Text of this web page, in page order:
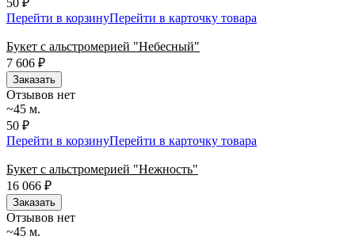
Перейти в корзинуПерейти в карточку товара
Букет с альстромерией "Небесный"
7 606 ₽
Заказать
Отзывов нет
~45 м.
50 ₽
Перейти в корзинуПерейти в карточку товара
Букет с альстромерией "Нежность"
16 066 ₽
Заказать
Отзывов нет
~45 м.